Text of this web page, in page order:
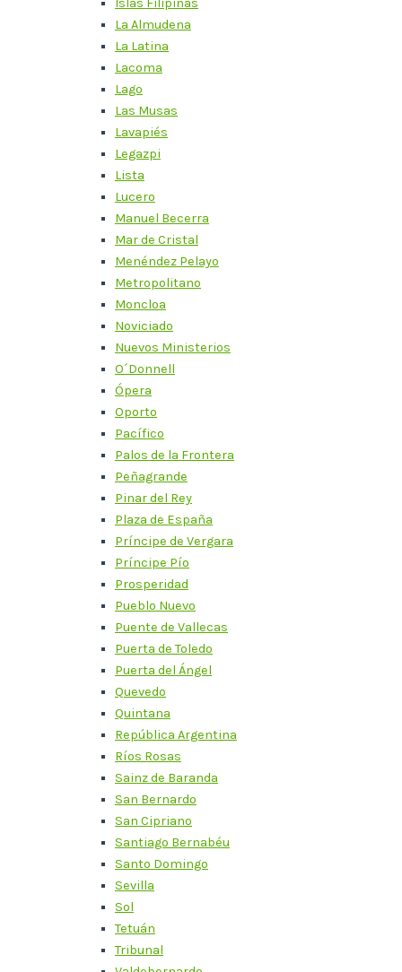
La Almudena
La Latina
Lacoma
Lago
Las Musas
Lavapiés
Legazpi
Lista
Lucero
Manuel Becerra
Mar de Cristal
Menéndez Pelayo
Metropolitano
Moncloa
Noviciado
Nuevos Ministerios
O´Donnell
Ópera
Oporto
Pacífico
Palos de la Frontera
Peñagrande
Pinar del Rey
Plaza de España
Príncipe de Vergara
Príncipe Pío
Prosperidad
Pueblo Nuevo
Puente de Vallecas
Puerta de Toledo
Puerta del Ángel
Quevedo
Quintana
República Argentina
Ríos Rosas
Sainz de Baranda
San Bernardo
San Cipriano
Santiago Bernabéu
Santo Domingo
Sevilla
Sol
Tetuán
Tribunal